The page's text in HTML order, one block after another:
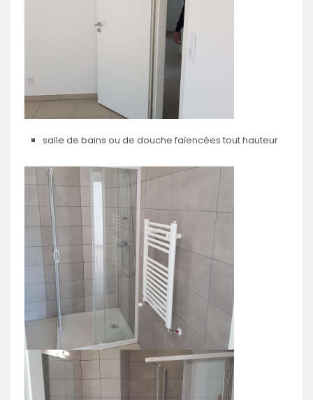
salle de bains ou de douche faïencées tout hauteur